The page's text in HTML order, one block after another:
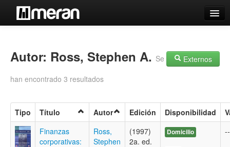
Búsqueda Avanzada
Contacto
Externos
Autor: Ross, Stephen A. Se
han encontrado 3 resultados
Tipo Título Autor Edición Disponibilidad
Finanzas
corporativas:
Ross,
Stephen
(1997)
2a. ed.
Domicilio